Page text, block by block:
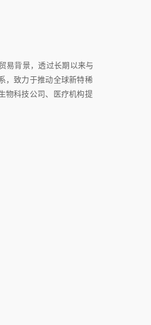
易背景，透过长期以来与
，致力于推动全球新特稀
物科技公司、医疗机构提